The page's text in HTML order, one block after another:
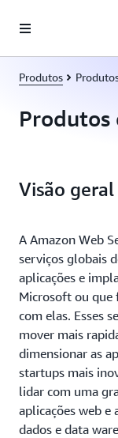
Pular para o
Produtos
Produtos
Visão geral
A Amazon Web
serviços globais
aplicações e
Microsoft ou que
com elas. Esses
mover mais
dimensionar as
startups mais
lidar com uma
aplicações web e
dados e data